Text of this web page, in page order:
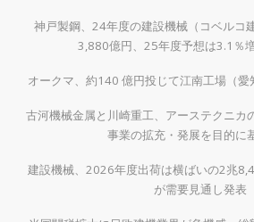
神戸製鋼、24年度の建設機械（コベルコ
3,880億円、25年度予想は3.1％
オークマ、約140 億円投じて江南工場（
古河機械金属と川崎重工、アーステクニカ
事業の拡充・発展を目的に
建設機械、2026年度出荷は横ばいの2兆
が需要見通し発表